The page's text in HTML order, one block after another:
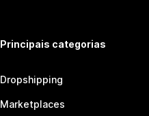
Principais categorias
Dropshipping
Marketplaces